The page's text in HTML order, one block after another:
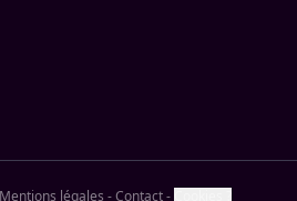
Mentions légales -Contact-